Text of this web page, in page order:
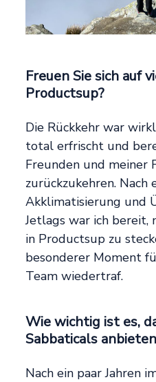
Freuen Sie sich auf
Productsup?
Die Rückkehr war
total erfrischt und
Freunden und meiner
zurückzukehren. Nach
Akklimatisierung und
Jetlags war ich bereit,
in Productsup zu
besonderer Moment
Team wiedertraf.
Wie wichtig ist es,
Sabbaticals
Nach ein paar Jahren